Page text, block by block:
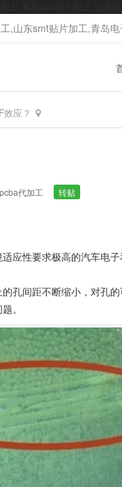
,山东smt贴片加工,青岛
应？
代加工 转贴
应性要求极高的汽车电
孔间距不断缩小，对孔的
。